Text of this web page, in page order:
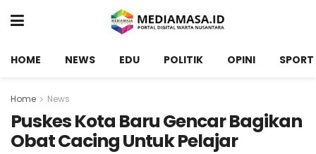
HOME NEWS EDU POLITIK OPINI SPORT
Home News
Puskes Kota Baru Gencar Bagikan
Obat Cacing Untuk Pelajar